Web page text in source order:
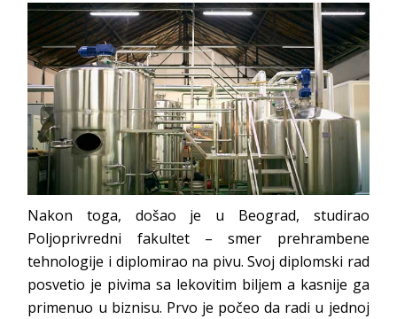
Nakon toga, došao je u Beograd, studirao
Poljoprivredni fakultet – smer prehrambene
tehnologije i diplomirao na pivu. Svoj diplomski rad
posvetio je pivima sa lekovitim biljem a kasnije ga
primenuo u biznisu. Prvo je počeo da radi u jednoj